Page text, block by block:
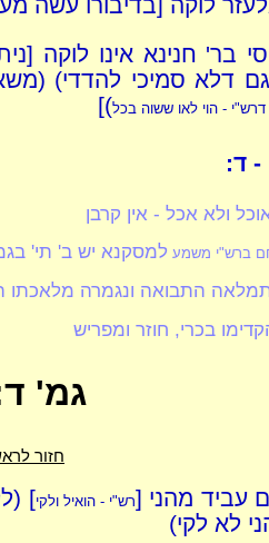
לוקה [בדיבורו עשה
בר' חנינא אינו לוקה
דלא סמיכי להדדי)
- הוי לאו ששוה בכל)]
- ד:
ולא אכל - אין קרבן
ברש"י משמע למסקנא יש ב' תי'
התבואה ונגמרה מלאכתו
בכרי, חוזר ומפריש
גמ'
חזור
עביד מהני [רש"י - הואיל ולקי]
לא לקי)